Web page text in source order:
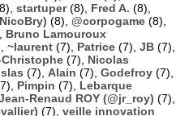
startuper(8), Fred A. (8),
(8), @corpogame (8),
Bruno Lamouroux
~laurent (7), Patrice (7), JB (7),
(7), Nicolas
(7), Alain (7), Godefroy (7),
Pimpin (7), Lebarque
Renaud ROY (@jr_roy) (7),
(7), veille innovation